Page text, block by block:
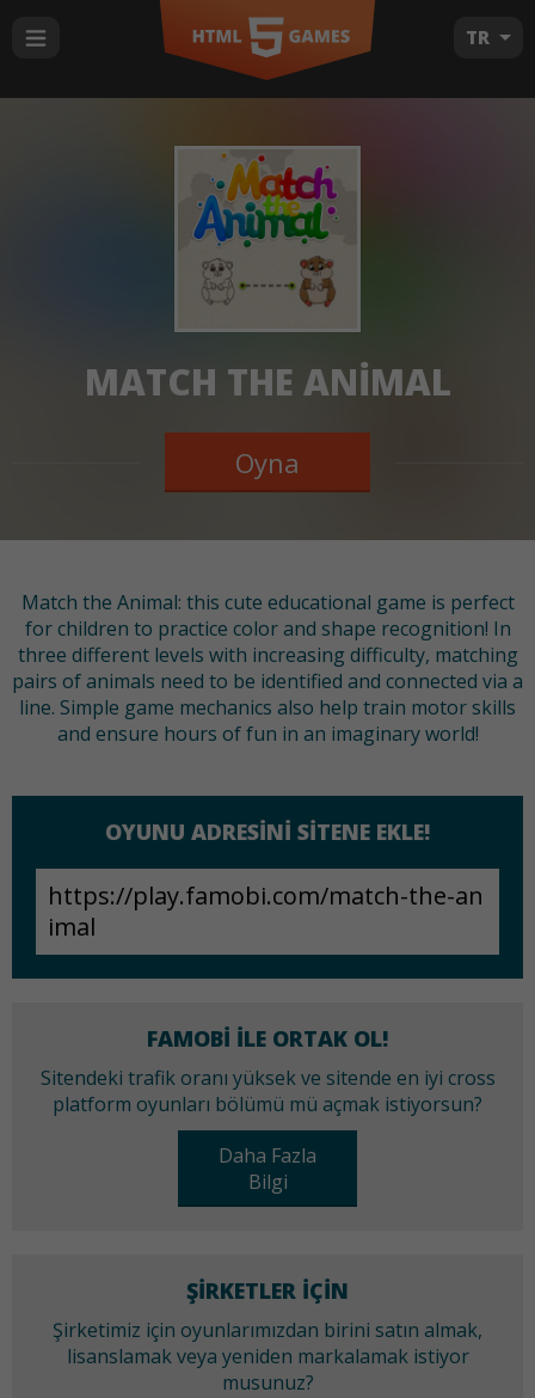
TR
MATCH THE ANIMAL
Oyna
Match the Animal: this cute educational game is perfect
for children to practice color and shape recognition! In
three different levels with increasing difficulty, matching
pairs of animals need to be identified and connected via a
line. Simple game mechanics also help train motor skills
and ensure hours of fun in an imaginary world!
OYUNU ADRESINI SITENE EKLE!
FAMOBI ILE ORTAK OL!
Sitendeki trafik oranı yüksek ve sitende en iyi cross
platform oyunları bölümü mü açmak istiyorsun?
Daha Fazla
Bilgi
ŞIRKETLER IÇIN
Şirketimiz için oyunlarımızdan birini satın almak,
lisanslamak veya yeniden markalamak istiyor
musunuz?